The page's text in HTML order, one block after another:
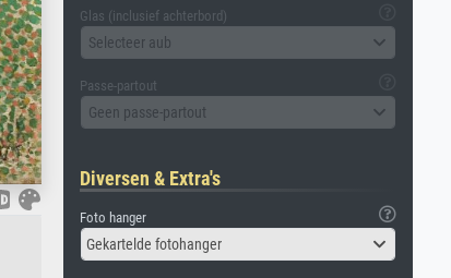
Glas (inclusief achterbord)
Selecteer aub
Passe-partout
Geen passe-partout
Diversen & Extra's
Foto hanger
Gekartelde fotohanger